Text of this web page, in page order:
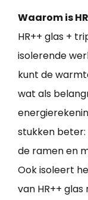
Waarom is
HR++ glas +
isolerende
kunt de
wat als
stukken
de ramen en
Ook isoleert
van HR++